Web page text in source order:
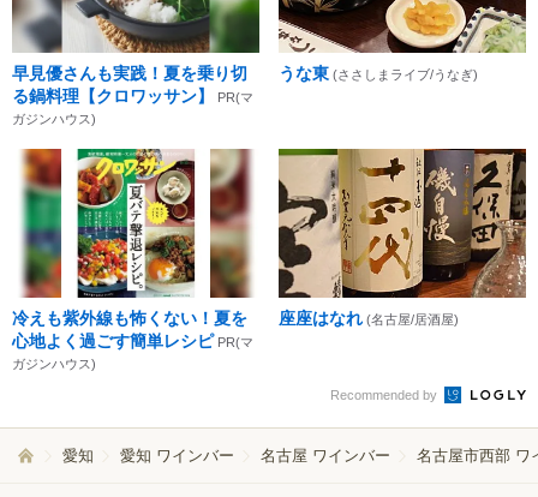
早見優さんも実践！夏を乗り切
る鍋料理【クロワッサン】
PR(マ
ガジンハウス)
うな東 (ささしまライブ/うなぎ)
冷えも紫外線も怖くない！夏を
心地よく過ごす簡単レシピ PR(マ
ガジンハウス)
座座はなれ (名古屋/居酒屋)
Recommended by
愛知 愛知 ワインバー 名古屋 ワインバー 名古屋市西部 ワ